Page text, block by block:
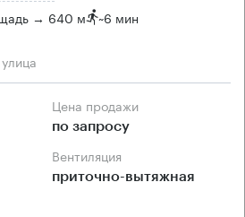
→ 640 м ~6 мин
Цена продажи
по запросу
Вентиляция
приточно-вытяжная